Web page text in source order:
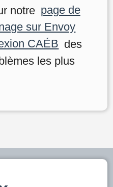
notre page de
sur Envoy
CAÉB des
les plus